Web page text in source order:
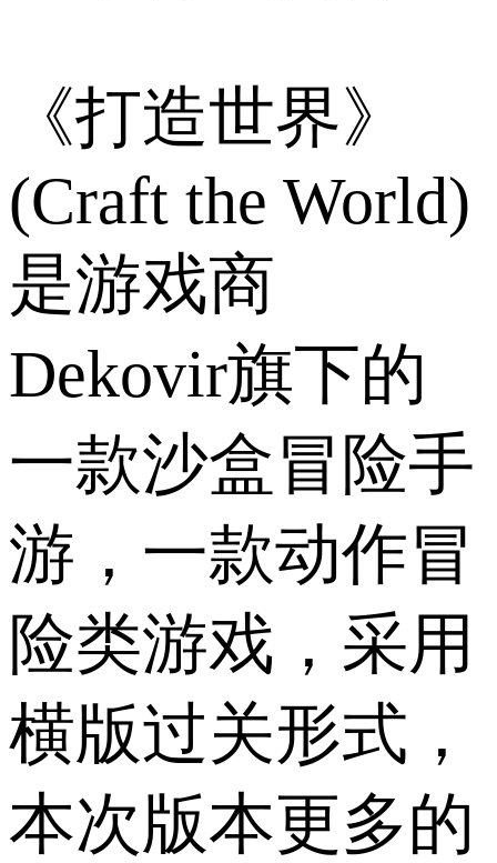
《打造世界》
(Craft the World)
是游戏商
Dekovir旗下的
一款沙盒冒险手
游，一款动作冒
险类游戏，采用
横版过关形式，
本次版本更多的